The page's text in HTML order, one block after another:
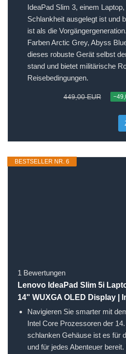
IdeaPad Slim 3, einem
Schlankheit ausgelegt ist und
ist als die
Farben Arctic Grey, Abyss
dieses robuste Gerät selbst
stand und bietet militärische
Reisebedingungen.
449,00 EUR
BESTSELLER NR. 6
1 Bewertungen
Lenovo IdeaPad Slim 5i
14" WUXGA OLED Display |
Navigieren Sie smarter mit
Intel Core Prozessoren der
schlanken Gehäuse ist es für
und für jedes Abenteuer